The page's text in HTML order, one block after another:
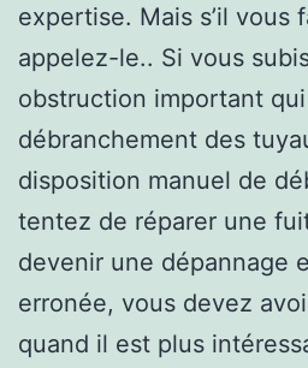
expertise. Mais s’il vous
appelez-le.. Si vous
obstruction important
débranchement des
disposition manuel de
tentez de réparer une
devenir une dépannage
erronée, vous devez
quand il est plus